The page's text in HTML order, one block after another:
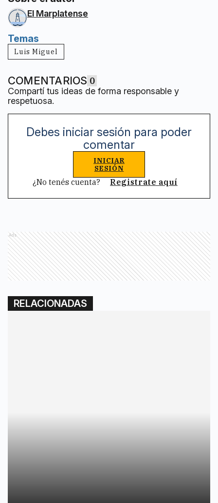
El Marplatense
Temas
Luis Miguel
COMENTARIOS 0
Compartí tus ideas de forma responsable y
respetuosa.
Debes iniciar sesión para poder
comentar
INICIAR
SESIÓN
¿No tenés cuenta? Registrate aquí
Ads
RELACIONADAS